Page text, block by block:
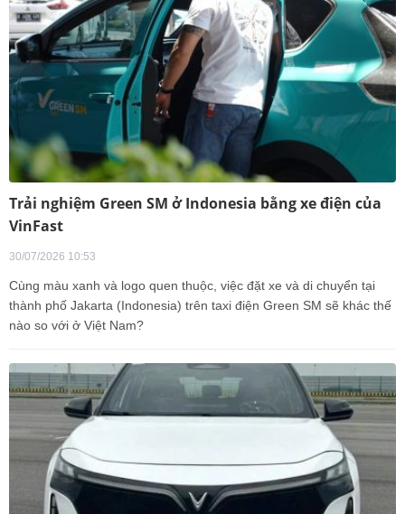
Trải nghiệm Green SM ở Indonesia bằng xe điện của
VinFast
30/07/2026 10:53
Cùng màu xanh và logo quen thuộc, việc đặt xe và di chuyển tại
thành phố Jakarta (Indonesia) trên taxi điện Green SM sẽ khác thế
nào so với ở Việt Nam?